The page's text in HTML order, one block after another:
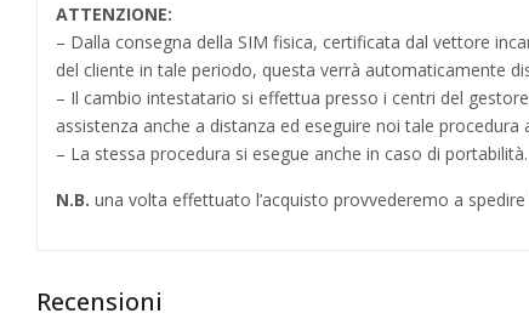
ATTENZIONE:
– Dalla consegna della SIM fisica, certificata dal vettore
del cliente in tale periodo, questa verrà automaticamente
– Il cambio intestatario si effettua presso i centri del
assistenza anche a distanza ed eseguire noi tale procedura
– La stessa procedura si esegue anche in caso di portabilità.
N.B. una volta effettuato l’acquisto provvederemo a
Recensioni